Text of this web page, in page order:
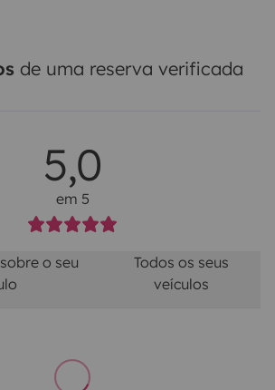
de uma reserva verificada
5,0
em 5
o seu
Todos os seus
veículos